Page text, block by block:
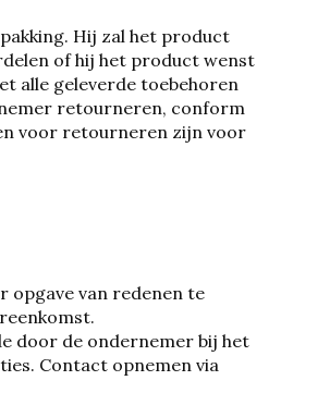
Hij zal het product
of hij het product wenst
alle geleverde toebehoren
retourneren, conform
voor retourneren zijn voor
opgave van redenen te
door de ondernemer bij het
Contact opnemen via